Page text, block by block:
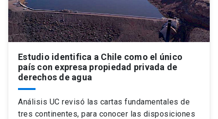
Estudio identifica a Chile como el único
país con expresa propiedad privada de
derechos de agua
Análisis UC revisó las cartas fundamentales de
tres continentes, para conocer las disposiciones